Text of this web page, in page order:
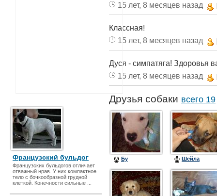
Французский бульдог
Французских бульдогов отличает
отважный нрав. У них компактное
тело с бочкообразной грудной
клеткой. Конечности сильные ...
15 лет, 8 месяцев назад
Классная!
15 лет, 8 месяцев назад
Дуся - симпатяга! Здоровья
15 лет, 8 месяцев назад
Друзья собаки всего 19
Бу Шейла